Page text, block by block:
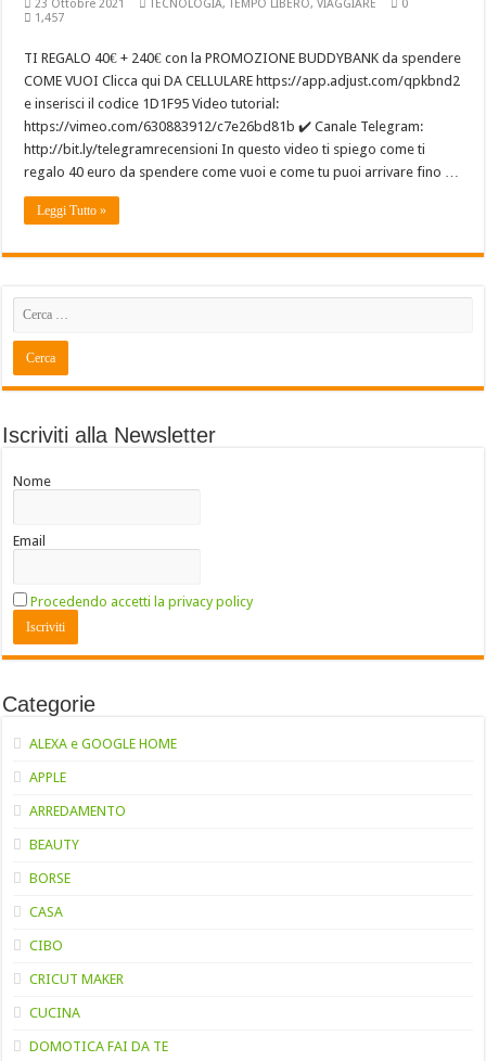
23 Ottobre 2021 TECNOLOGIA, TEMPO LIBERO,VIAGGIARE
0
1,457
TI REGALO 40€ + 240€ con la PROMOZIONE BUDDYBANK da spendere
COME VUOI Clicca qui DA CELLULARE https://app.adjust.com/qpkbnd2
e inserisci il codice 1D1F95 Video tutorial:
https://vimeo.com/630883912/c7e26bd81b ✔️ Canale Telegram:
http://bit.ly/telegramrecensioni In questo video ti spiego come ti
regalo 40 euro da spendere come vuoi e come tu puoi arrivare fino …
Leggi Tutto »
Iscriviti alla Newsletter
Nome
Email
Procedendo accetti la privacy policy
Categorie
ALEXA e GOOGLE HOME
APPLE
ARREDAMENTO
BEAUTY
BORSE
CASA
CIBO
CRICUT MAKER
CUCINA
DOMOTICA FAI DA TE